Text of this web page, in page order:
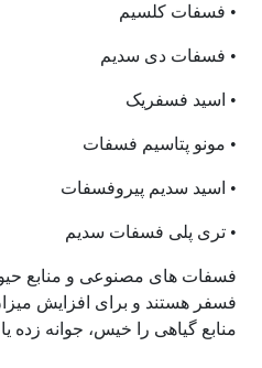
• فسفات کلسیم
• فسفات دی سدیم
• اسید فسفریک
• مونو پتاسیم فسفات
• اسید سدیم پیروفسفات
• تری پلی فسفات سدیم
فسفات های مصنوعی و منابع
فسفر هستند و برای افزایش
منابع گیاهی را خیس، جوانه زده